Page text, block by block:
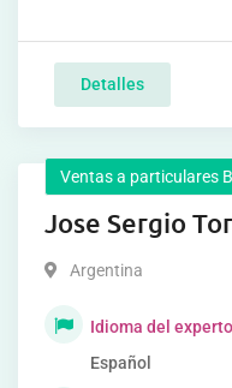
Detalles
Ventas a particulares
Jose Sergio
Argentina
Idioma del experto
Español